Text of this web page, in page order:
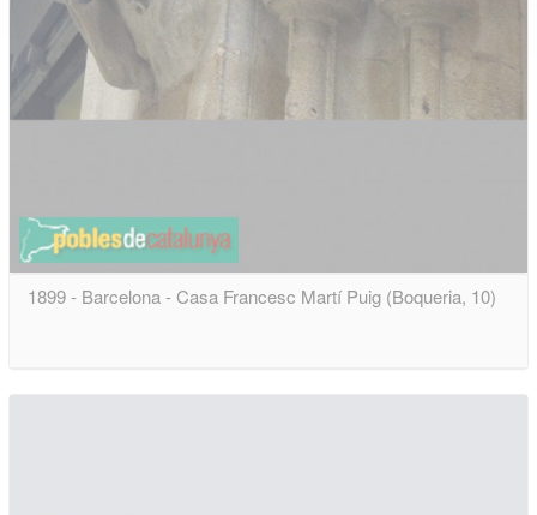
1899 - Barcelona - Casa Francesc Martí Puig (Boqueria, 10)